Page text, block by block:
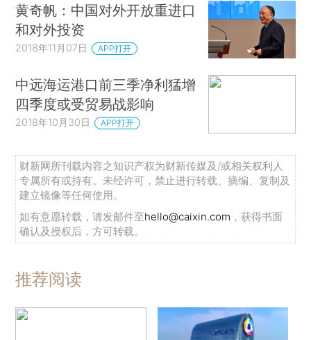
黄奇帆：中国对外开放重进口
和对外投资
2018年11月07日 APP打开
中远海运港口前三季净利猛增
四季度或受贸易战影响
2018年10月30日 APP打开
财新网所刊载内容之知识产权为财新传媒及/或相关权利人
专属所有或持有。未经许可，禁止进行转载、摘编、复制及
建立镜像等任何使用。
如有意愿转载，请发邮件至hello@caixin.com ，获得书面
确认及授权后，方可转载。
推荐阅读